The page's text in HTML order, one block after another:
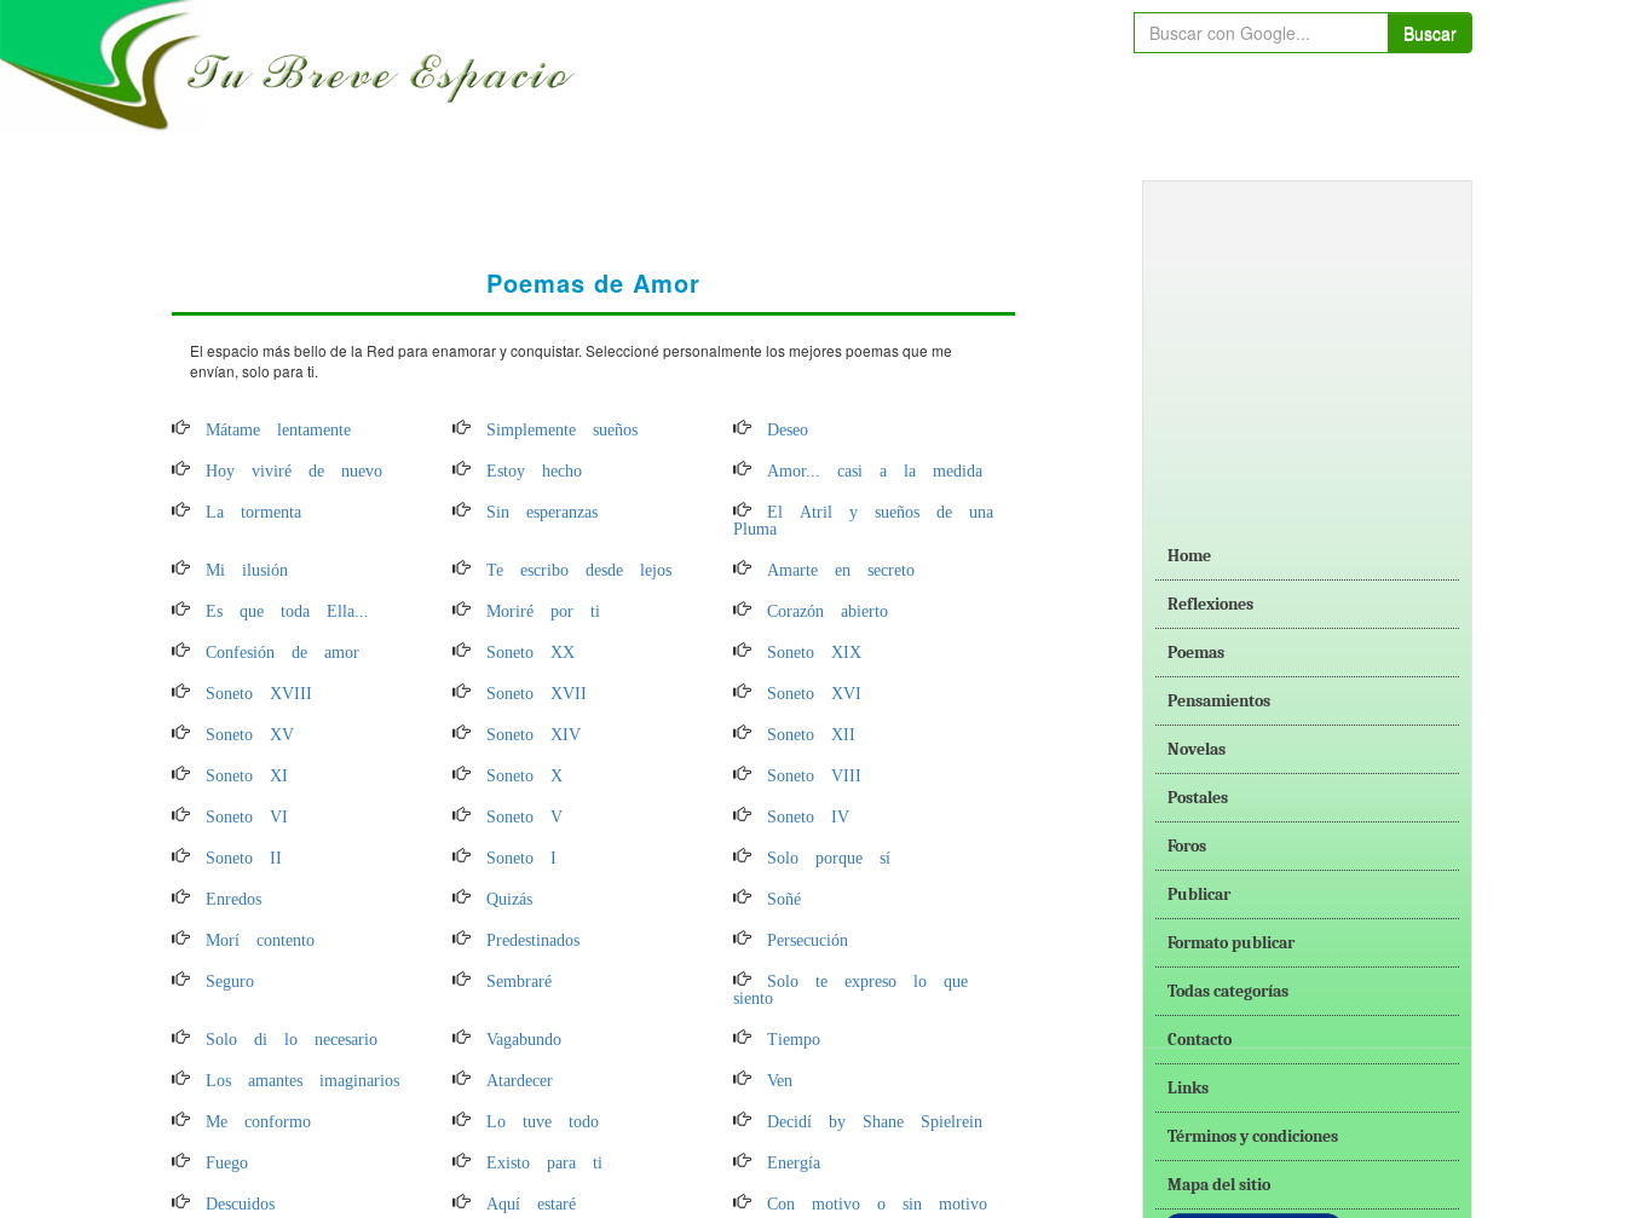
Buscar
Poemas de Amor
El espacio más bello de la Red para enamorar y conquistar. Seleccioné personalmente los mejores poemas que me
envían, solo para ti.
Mátame lentamente Simplemente sueños Deseo
Hoy viviré de nuevo Estoy hecho Amor... casi a la medida
La tormenta Sin esperanzas
El Atril y sueños de una
Pluma
Mi ilusión Te escribo desde lejos Amarte en secreto
Es que toda Ella... Moriré por ti Corazón abierto
Confesión de amor Soneto XX Soneto XIX
Soneto XVIII Soneto XVII Soneto XVI
Soneto XV Soneto XIV Soneto XII
Soneto XI Soneto X Soneto VIII
Soneto VI Soneto V Soneto IV
Soneto II Soneto I Solo porque sí
Enredos Quizás Soñé
Morí contento Predestinados Persecución
Seguro Sembraré
Solo te expreso lo que
siento
Solo di lo necesario Vagabundo Tiempo
Los amantes imaginarios Atardecer Ven
Me conformo Lo tuve todo Decidí by Shane Spielrein
Fuego Existo para ti Energía
Descuidos Aquí estaré Con motivo o sin motivo
Home
Reflexiones
Poemas
Pensamientos
Novelas
Postales
Foros
Publicar
Formato publicar
Todas categorías
Contacto
Links
Términos y condiciones
Mapa del sitio